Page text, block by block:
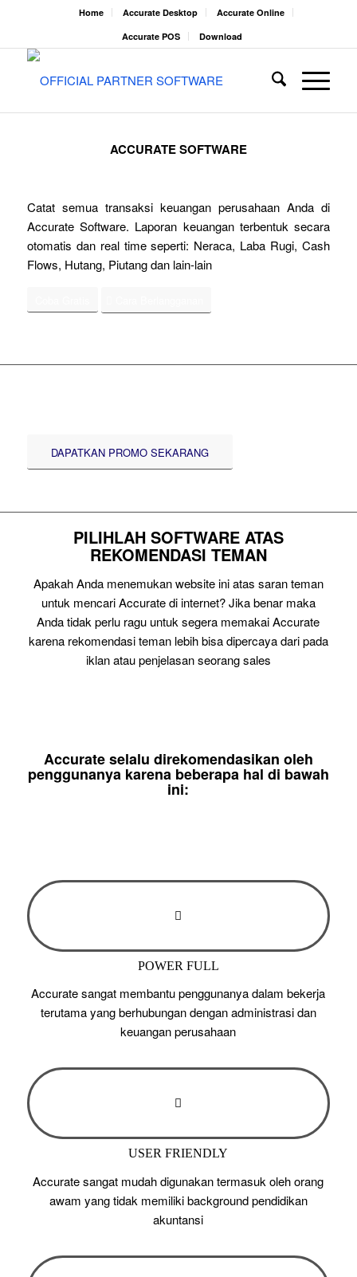
Home Accurate Desktop
Accurate Online
Accurate POS
Download
ACCURATE SOFTWARE
Catat semua transaksi keuangan perusahaan Anda di
Accurate Software. Laporan keuangan terbentuk secara
otomatis dan real time seperti: Neraca, Laba Rugi, Cash
Flows, Hutang, Piutang dan lain-lain
DAPATKAN PROMO SEKARANG
PILIHLAH SOFTWARE ATAS
REKOMENDASI TEMAN
Apakah Anda menemukan website ini atas saran teman
untuk mencari Accurate di internet? Jika benar maka
Anda tidak perlu ragu untuk segera memakai Accurate
karena rekomendasi teman lebih bisa dipercaya dari pada
iklan atau penjelasan seorang sales
Accurate selalu direkomendasikan oleh
penggunanya karena beberapa hal di bawah
ini:
POWER FULL
Accurate sangat membantu penggunanya dalam bekerja
terutama yang berhubungan dengan administrasi dan
keuangan perusahaan
USER FRIENDLY
Accurate sangat mudah digunakan termasuk oleh orang
awam yang tidak memiliki background pendidikan
akuntansi